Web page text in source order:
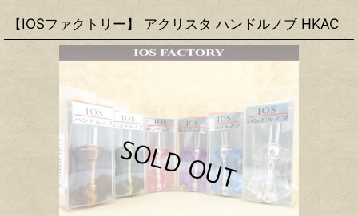
【IOSファクトリー】 アクリスタ ハンドルノブ HKAC